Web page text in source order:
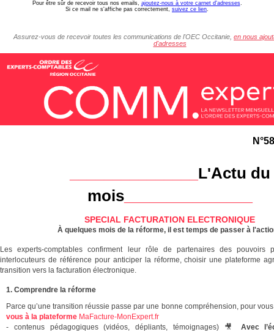
Pour être sûr de recevoir tous nos emails, ajoutez-nous à votre carnet d'adresses.
Si ce mail ne s'affiche pas correctement, suivez ce lien.
Assurez-vous de recevoir toutes les communications de l'OEC Occitanie, en nous
d'adresses
L'Actu du
mois_______________
SPECIAL FACTURATION ELECTRONIQUE
À quelques mois de la réforme, il est temps de passer à
Les experts-comptables confirment leur rôle de partenaires des pouvoirs
interlocuteurs de référence pour anticiper la réforme, choisir une plateforme
transition vers la facturation électronique.
1. Comprendre la réforme
Parce qu’une transition réussie passe par une bonne compréhension, pour
vous à la plateforme MaFacture-MonExpert.fr
- contenus pédagogiques (vidéos, dépliants, témoignages) 🎥 Avec